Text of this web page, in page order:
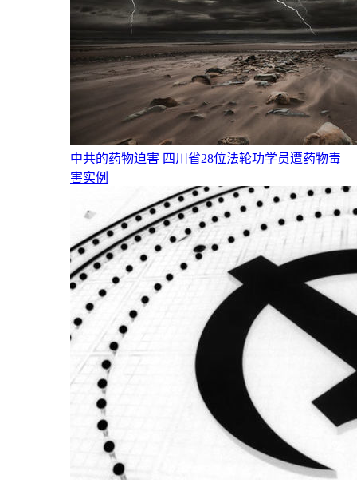
中共的药物迫害 四川省28位法轮功学员遭药物毒
害实例